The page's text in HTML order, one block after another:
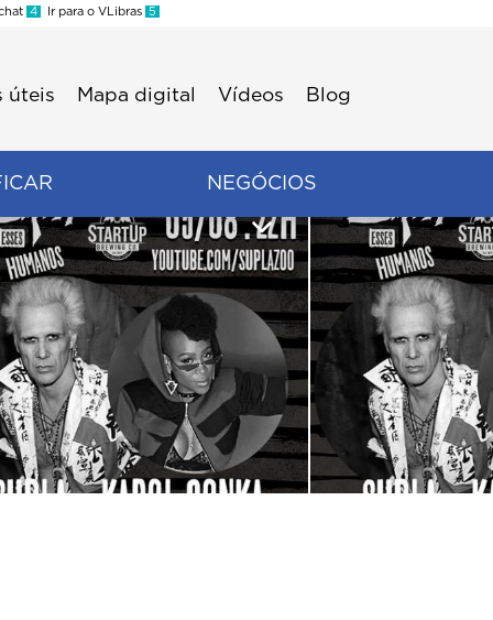
4 Ir para o VLibras 5
úteis Mapa digital Vídeos Blog
NEGÓCIOS